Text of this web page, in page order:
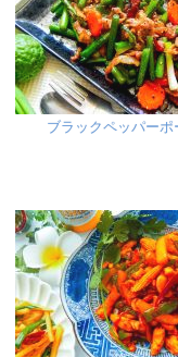
ブラックペッパーポ